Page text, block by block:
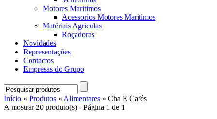
Motores Maritimos
Acessorios Motores Maritimos
Matériais Agriculas
Roçadoras
Novidades
Representações
Contactos
Empresas do Grupo
Início » Produtos » Alimentares » Cha E Cafés
A mostrar 20 produto(s) - Página 1 de 1